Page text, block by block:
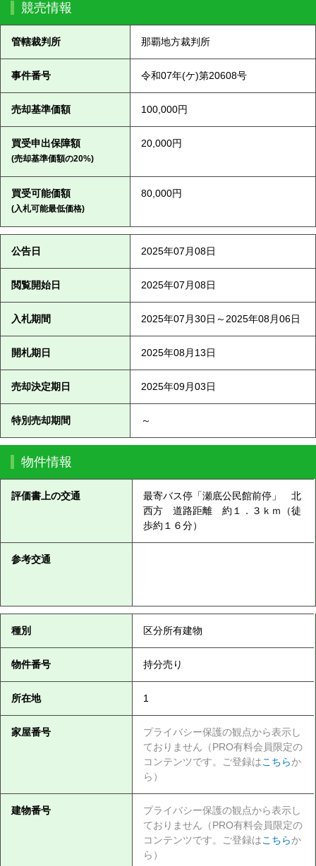
競売情報
管轄裁判所 那覇地方裁判所
事件番号 令和07年(ケ)第20608号
売却基準価額 100,000円
買受申出保障額
(売却基準価額の20%)
20,000円
買受可能価額
(入札可能最低価格)
80,000円
公告日 2025年07月08日
閲覧開始日 2025年07月08日
入札期間 2025年07月30日～2025年08月06日
開札期日 2025年08月13日
売却決定期日 2025年09月03日
特別売却期間 ～
物件情報
評価書上の交通
最寄バス停「瀬底公民館前停」 北
西方 道路距離 約１．３ｋｍ（徒
歩約１６分）
参考交通
種別 区分所有建物
物件番号 持分売り
所在地 1
家屋番号
プライバシー保護の観点から表示し
ておりません（PRO有料会員限定の
コンテンツです。ご登録はこちらか
ら）
建物番号
プライバシー保護の観点から表示し
ておりません（PRO有料会員限定の
コンテンツです。ご登録はこちらか
ら）